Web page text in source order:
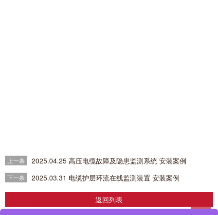
上一条 2025.04.25 高压电缆故障及隐患监测系统 安装案例
下一条 2025.03.31 电缆护层环流在线监测装置 安装案例
返回列表